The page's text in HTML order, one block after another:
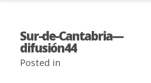
Sur-de-Cantabria—
difusión44
Posted in